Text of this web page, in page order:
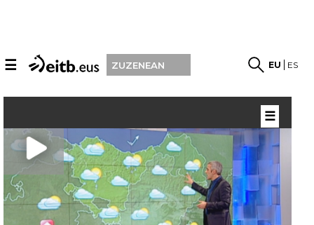
☰ ZUZENEAN EU ES
☰